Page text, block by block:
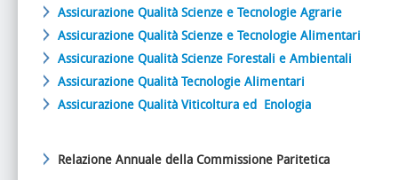
Assicurazione Qualità Scienze e Tecnologie Agrarie
Assicurazione Qualità Scienze e Tecnologie Alimentari
Assicurazione Qualità Scienze Forestali e Ambientali
Assicurazione Qualità Tecnologie Alimentari
Assicurazione Qualità Viticoltura ed Enologia
Relazione Annuale della Commissione Paritetica